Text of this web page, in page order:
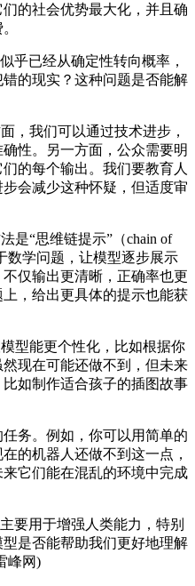
的社会优势最大化，并且确
已经从确定性转向概率，
的现实？这种问题是否能解
我们可以通过技术进步，
性。另一方面，公众需要明
的每个输出。我们要教育人
会减少这种怀疑，但适度审
“思维链提示”（chain of
数学问题，让模型逐步展示
仅输出更清晰，正确率也更
，给出更具体的提示也能获
型能更个性化，比如根据你
现在可能还做不到，但未来
如制作适合孩子的插图故事
务。例如，你可以用简单的
的机器人还做不到这一点，
它们能在混乱的环境中完成
用于增强人类能力，特别
是否能帮助我们更好地理解
峰网)